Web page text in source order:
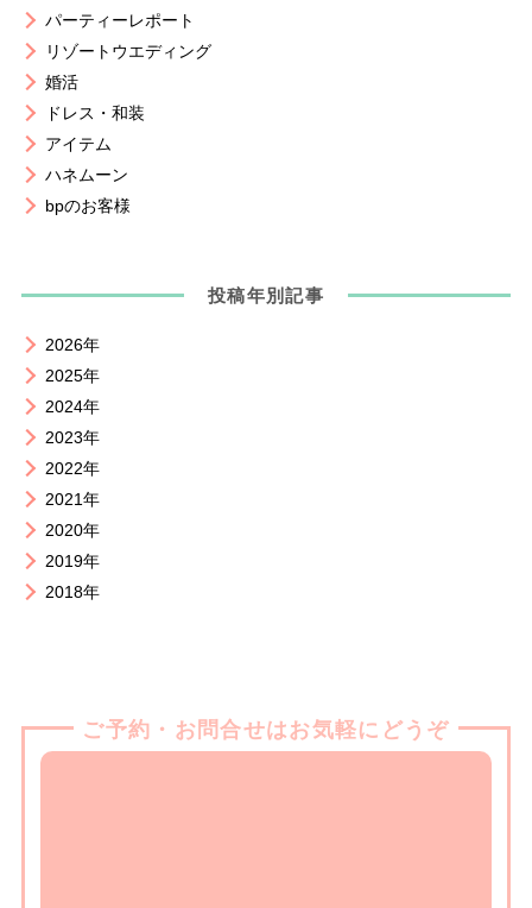
パーティーレポート
リゾートウエディング
婚活
ドレス・和装
アイテム
ハネムーン
bpのお客様
投稿年別記事
2026年
2025年
2024年
2023年
2022年
2021年
2020年
2019年
2018年
ご予約・お問合せはお気軽にどうぞ